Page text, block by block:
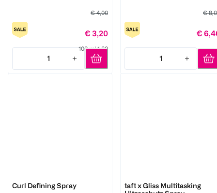
€ 4,00
€ 3,20
100 ml 1,60
1
Quantity: 1
€
€
1
Quantity: 1
Curl Defining Spray
taft x Gliss Multitasking